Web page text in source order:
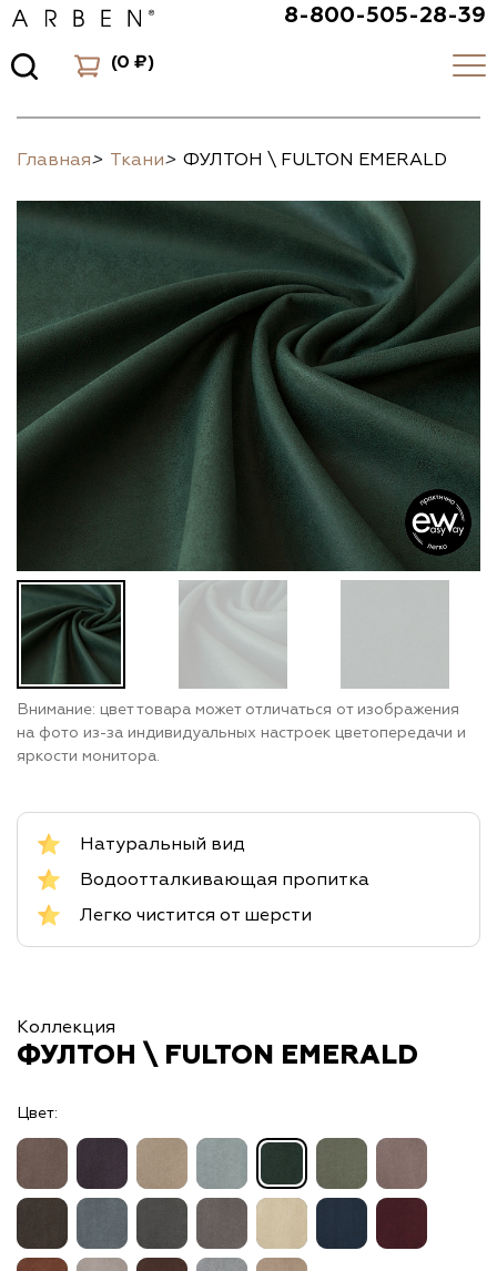
8-800-505-28-39
(0 ₽)
Главная> Ткани> ФУЛТОН \ FULTON EMERALD
Внимание: цвет товара может отличаться от изображения
на фото из-за индивидуальных настроек цветопередачи и
яркости монитора.
Натуральный вид
Водоотталкивающая пропитка
Легко чистится от шерсти
Коллекция
ФУЛТОН \ FULTON EMERALD
Цвет: